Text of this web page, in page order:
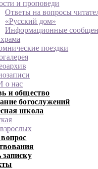
и проповеди
Ответы на вопросы
«Русский дом»
Информационные
поездки
о нас
и общество
богослужений
школа
записку